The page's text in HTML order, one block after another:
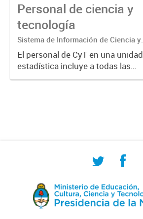
Personal de ciencia y
tecnología
Sistema de Información de Ciencia y
Tecnología Argentino (SICYTAR)
El personal de CyT en una unidad
estadística incluye a todas las
personas involucradas